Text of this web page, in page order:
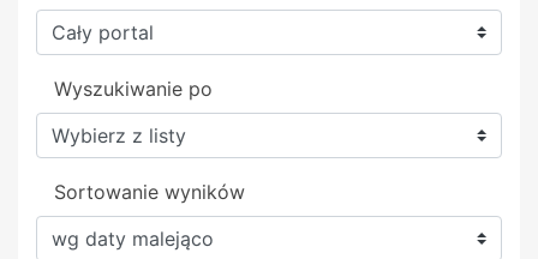
Wyszukiwanie po
Sortowanie wyników